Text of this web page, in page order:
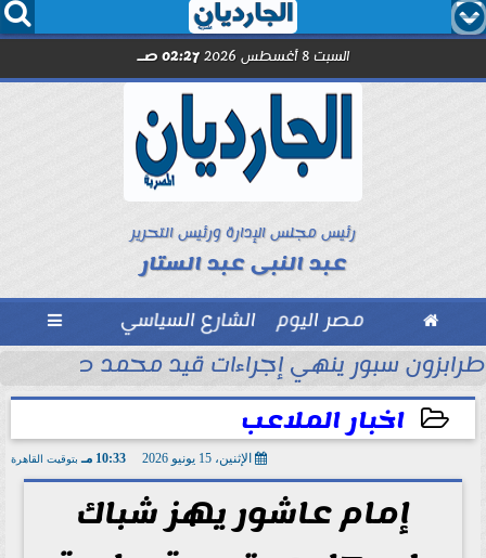
  
السبت 8 أغسطس 2026 02:27 صـ
رئيس مجلس الإدارة ورئيس التحرير
عبد النبى عبد الستار
 مصر اليوم الشارع السياسي 
طرابزون سبور ينهي إجراءات قيد محمد صلاح
اخبار الملاعب
الإثنين، 15 يونيو 2026 10:33 مـ بتوقيت القاهرة
إمام عاشور يهز شباك